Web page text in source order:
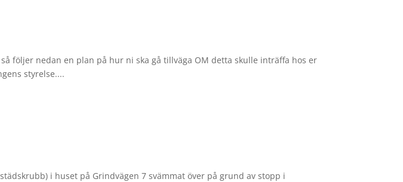
följer nedan en plan på hur ni ska gå tillväga OM detta skulle inträffa hos er
styrelse....
i huset på Grindvägen 7 svämmat över på grund av stopp i